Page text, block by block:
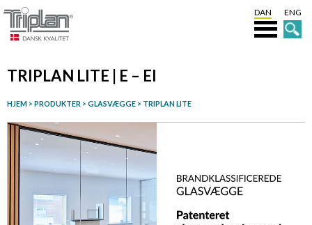
DAN ENG
TRIPLAN LITE | E – EI
HJEM > PRODUKTER > GLASVÆGGE > TRIPLAN LITE